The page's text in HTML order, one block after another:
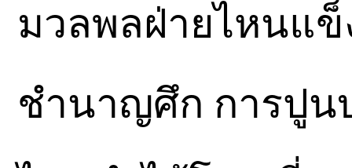
มวลพลฝ่ายไหนแ
ชำนาญศึก การปูน